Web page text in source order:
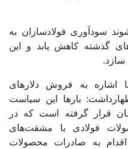
سودآوری فولادسازان به
گذشته کاهش یابد و این
سازد.
اشاره به فروش دلارهای
بارها این سیاست
قرار گرفته است که در
فولادی با مشقت‌های
به صادرات محصولات